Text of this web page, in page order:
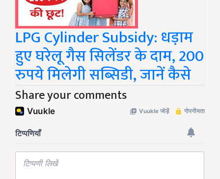
LPG Cylinder Subsidy: धड़ाम
हुए घरेलू गैस सिलेंडर के दाम, 200
रुपये मिलेगी सब्सिडी, जानें कैसे
Share your comments